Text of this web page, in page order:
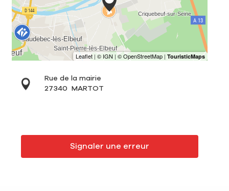
Rue de la mairie
27340
MARTOT
Signaler une erreur